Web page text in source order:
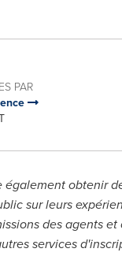
PAR
également obtenir
sur leurs
des agents et
services